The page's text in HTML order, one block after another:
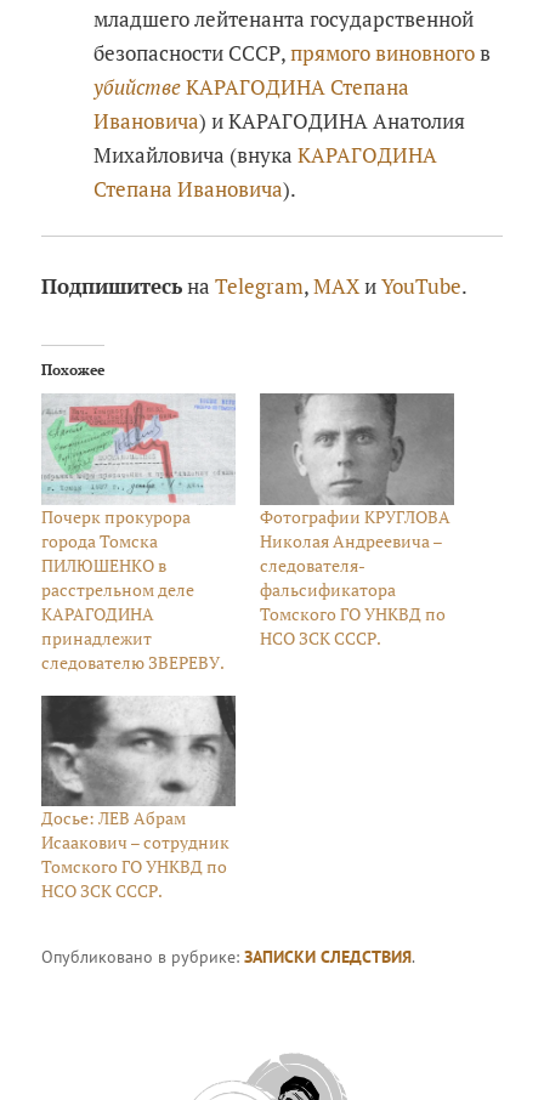
младшего лейтенанта государственной
безопасности СССР,прямого виновногов
убийствеКАРАГОДИНА Степана
Ивановича) и КАРАГОДИНА Анатолия
Михайловича (внука КАРАГОДИНА
Степана Ивановича).
ПодпишитесьнаTelegram,MAXиYouTube.
Похожее
Почерк прокурора
города Томска
ПИЛЮШЕНКО в
расстрельном деле
КАРАГОДИНА
принадлежит
следователю ЗВЕРЕВУ.
Фотографии КРУГЛОВА
Николая Андреевича –
следователя-
фальсификатора
Томского ГО УНКВД по
НСО ЗСК СССР.
Досье: ЛЕВ Абрам
Исаакович – сотрудник
Томского ГО УНКВД по
НСО ЗСК СССР.
Опубликовано в рубрике:ЗАПИСКИ СЛЕДСТВИЯ.